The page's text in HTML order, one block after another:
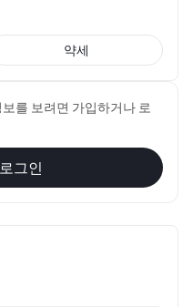
약세
를 보려면 가입하거나 로
그인